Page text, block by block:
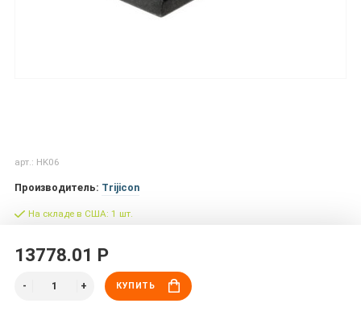
арт.: HK06
Производитель: Trijicon
На складе в США: 1 шт.
13778.01 Р
КУПИТЬ